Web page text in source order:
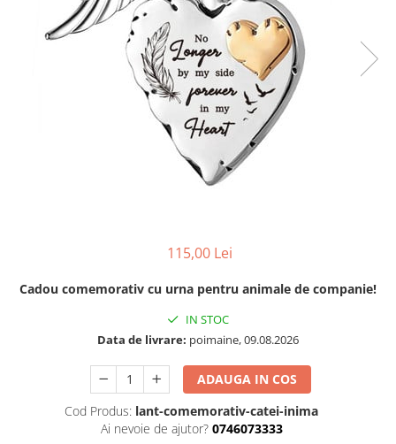
115,00 Lei
Cadou comemorativ cu urna pentru animale de companie!
IN STOC
Data de livrare: poimaine, 09.08.2026
ADAUGA IN COS
Cod Produs: lant-comemorativ-catei-inima
Ai nevoie de ajutor? 0746073333